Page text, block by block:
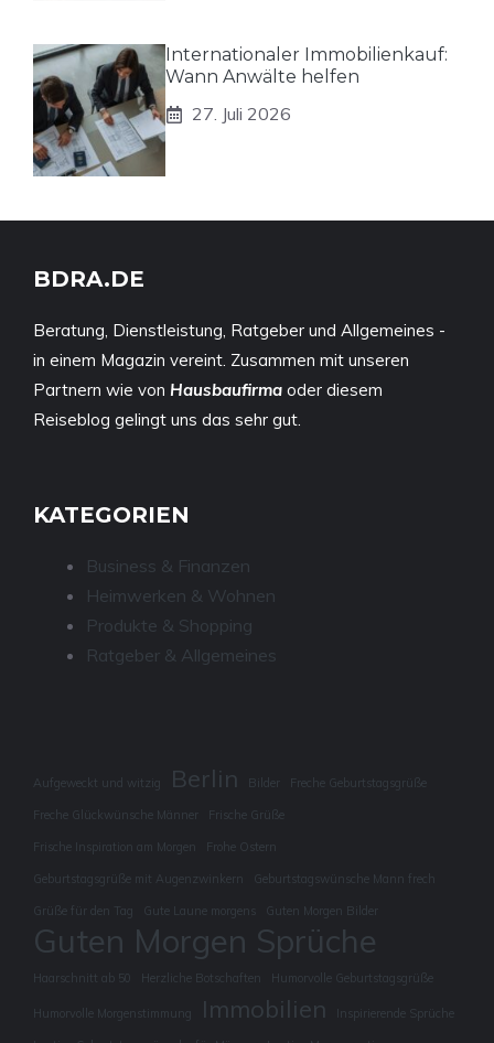
Internationaler Immobilienkauf:
Wann Anwälte helfen
27. Juli 2026
BDRA.DE
Beratung, Dienstleistung, Ratgeber und Allgemeines -
in einem Magazin vereint. Zusammen mit unseren
Partnern wie von Hausbaufirma oder diesem
Reiseblog gelingt uns das sehr gut.
KATEGORIEN
Business & Finanzen
Heimwerken & Wohnen
Produkte & Shopping
Ratgeber & Allgemeines
Aufgeweckt und witzig Berlin Bilder Freche Geburtstagsgrüße
Freche Glückwünsche Männer Frische Grüße
Frische Inspiration am Morgen Frohe Ostern
Geburtstagsgrüße mit Augenzwinkern Geburtstagswünsche Mann frech
Grüße für den Tag Gute Laune morgens Guten Morgen Bilder
Guten Morgen Sprüche
Haarschnitt ab 50 Herzliche Botschaften Humorvolle Geburtstagsgrüße
Humorvolle Morgenstimmung Immobilien Inspirierende Sprüche